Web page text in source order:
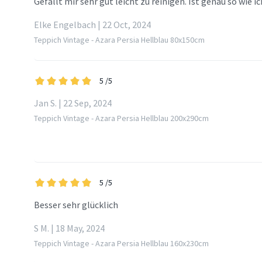
Elke Engelbach | 22 Oct, 2024
Teppich Vintage - Azara Persia Hellblau 80x150cm
5 /5
Jan S. | 22 Sep, 2024
Teppich Vintage - Azara Persia Hellblau 200x290cm
5 /5
Besser sehr glücklich
S M. | 18 May, 2024
Teppich Vintage - Azara Persia Hellblau 160x230cm